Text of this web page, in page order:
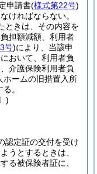
申請書(様式第22号)
ければならない。
ときは、その内容を
担額減額、利用者
号)により、当該申
おいて、利用者負
介護保険利用者負
ホームの旧措置入所
。
)
認定証の交付を受け
うとするときは、
る被保険者証に、